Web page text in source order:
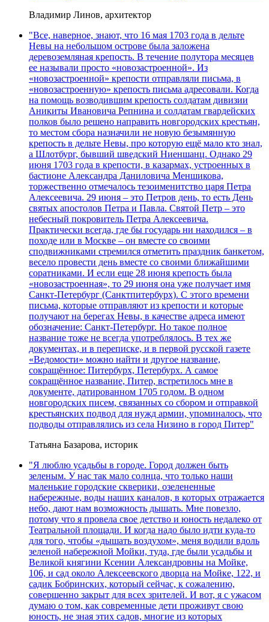
Владимир Линов, архитектор
"Все, наверное, знают, что 16 мая 1703 года в дельте
Невы на небольшом острове была заложена
деревоземляная крепость. В течение полутора месяцев
ее называли просто «новозастроенной». Из
«новозастроенной» крепости отправляли письма, в
«новозастроенную» крепость письма адресовали. Когда
на помощь возводившим крепость солдатам дивизии
Аникиты Ивановича Репнина и солдатам гвардейских
полков было решено направить новгородских крестьян,
то местом сбора назначили не новую безымянную
крепость в дельте Невы, про которую ещё мало кто знал,
а Шлотбург, бывший шведский Ниеншанц. Однако 29
июня 1703 года в крепости, в казармах, устроенных в
бастионе Александра Даниловича Меншикова,
торжественно отмечалось тезоименитство царя Петра
Алексеевича. 29 июня – это Петров день, то есть День
святых апостолов Петра и Павла. Святой Петр – это
небесный покровитель Петра Алексеевича.
Практически всегда, где бы государь ни находился – в
походе или в Москве – он вместе со своими
сподвижниками стремился отметить праздник банкетом,
весело провести день вместе со своими ближайшими
соратниками. И если еще 28 июня крепость была
«новозастроенная», то 29 июня она уже получает имя
Санкт-Петербург (Санктпитербурх). С этого времени
письма, которые отправляют из крепости и которые
получают на берегах Невы, в качестве адреса имеют
обозначение: Санкт-Петербург. Но такое полное
название тоже не всегда употреблялось. В тех же
документах, и в переписке, и в первой русской газете
«Ведомости» можно найти и другое название,
сокращённое: Питербурх, Петербурх. А самое
сокращённое название, Питер, встретилось мне в
документе, датированном 1705 годом. В одном
новгородских писем, связанных со сбором и отправкой
крестьянских подвод для нужд армии, упоминалось, что
подводы отправлялись из села Низино в город Питер"
Татьяна Базарова, историк
"Я люблю усадьбы в городе. Город должен быть
зеленым. У нас так мало солнца, что только наши
маленькие городские скверики, озелененные
набережные, воды наших каналов, в которых отражается
небо, дают нам возможность дышать. Мне повезло,
потому что я провела свое детство и юность недалеко от
Театральной площади. И когда надо было идти куда-то
для того, чтобы «дышать воздухом», меня водили вдоль
зеленой набережной Мойки, туда, где были усадьбы и
Великой княгини Ксении Александровны на Мойке,
106, и сад около Алексеевского дворца на Мойке, 122, и
садик Бобринских, который сейчас, к сожалению,
совершенно закрыт для всех зрителей. И вот, я с ужасом
думаю о том, как современные дети проживут свою
юность, не зная этих садов, многие из которых